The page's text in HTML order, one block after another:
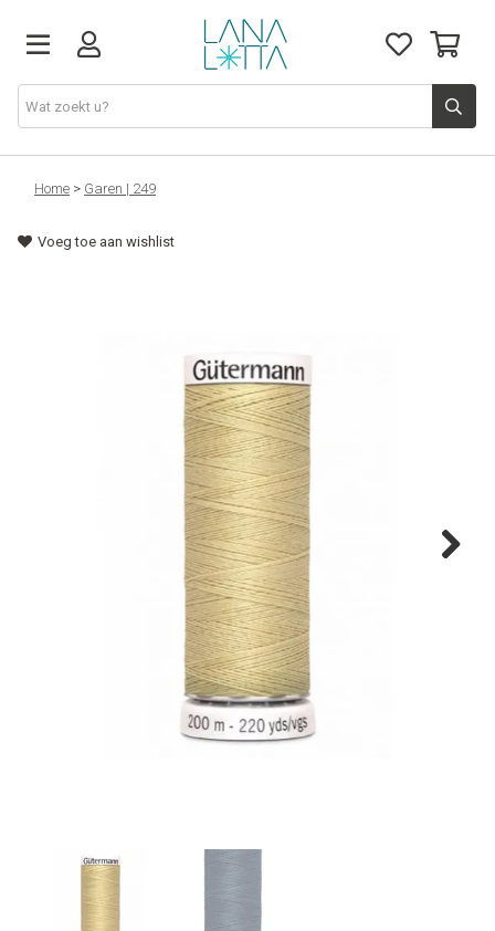
Stoffen
Fournituren
Home > Garen | 249
Voeg toe aan wishlist